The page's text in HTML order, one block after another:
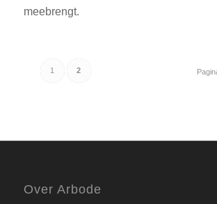
meebrengt.
1 2
Over Arbode